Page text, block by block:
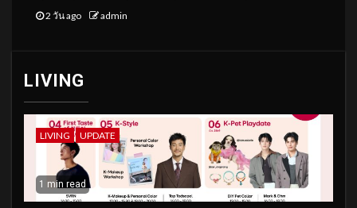
2 วัน ago admin
LIVING
LIVING UPDATE
1 min read